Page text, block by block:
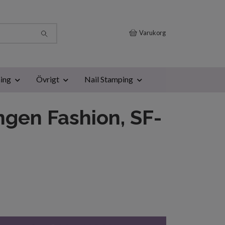
Varukorg
Övrigt Nail Stamping
Fashion, SF-